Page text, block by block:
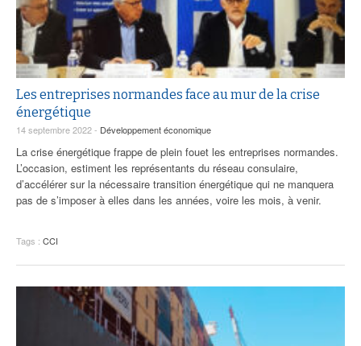
Les entreprises normandes face au mur de la crise
énergétique
14 septembre 2022 - Développement économique
La crise énergétique frappe de plein fouet les entreprises normandes.
L’occasion, estiment les représentants du réseau consulaire,
d’accélérer sur la nécessaire transition énergétique qui ne manquera
pas de s’imposer à elles dans les années, voire les mois, à venir.
Tags : CCI